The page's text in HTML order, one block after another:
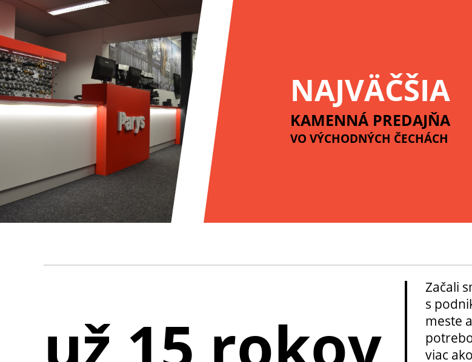
NAJVÄČŠIA
KAMENNÁ PREDAJŇA
VO VÝCHODNÝCH ČECHÁCH
Začali
s
meste
viac